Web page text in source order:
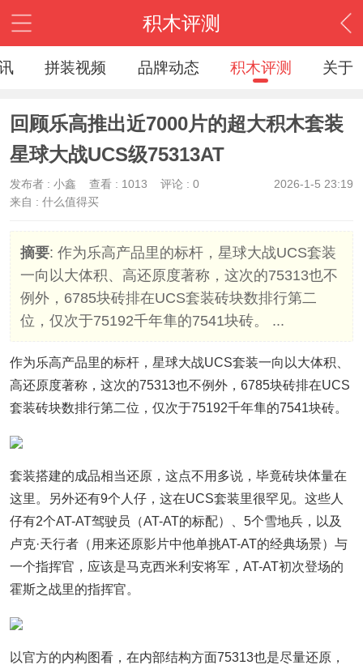
积木评测
拼装视频 品牌动态 积木评测 关于
回顾乐高推出近7000片的超大积木套装
星球大战UCS级75313AT
2026-1-5 23:19
发布者 : 小鑫 查看 : 1013
评论 : 0
来自 : 什么值得买
摘要: 作为乐高产品里的标杆，星球大战UCS套装
一向以大体积、高还原度著称，这次的75313也不
例外，6785块砖排在UCS套装砖块数排行第二
位，仅次于75192千年隼的7541块砖。 ...
作为乐高产品里的标杆，星球大战UCS套装一向以大体积、
高还原度著称，这次的75313也不例外，6785块砖排在UCS
套装砖块数排行第二位，仅次于75192千年隼的7541块砖。
套装搭建的成品相当还原，这点不用多说，毕竟砖块体量在
这里。另外还有9个人仔，这在UCS套装里很罕见。这些人
仔有2个AT-AT驾驶员（AT-AT的标配）、5个雪地兵，以及
卢克·天行者（用来还原影片中他单挑AT-AT的经典场景）与
一个指挥官，应该是马克西米利安将军，AT-AT初次登场的
霍斯之战里的指挥官。
以官方的内构图看，在内部结构方面75313也是尽量还原，